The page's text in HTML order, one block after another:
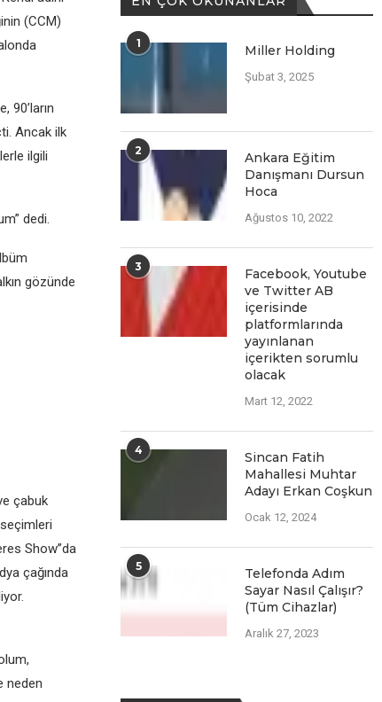
(CCM)
90’ların
Ancak ilk
ilgili
dedi.
gözünde
çabuk
Show”da
çağında
neden
1 Miller Holding
Şubat 3, 2025
2
Ankara Eğitim
Danışmanı Dursun
Hoca
Ağustos 10, 2022
3
Facеbook, Youtubе
vе Twittеr AB
içеrisindе
platformlarında
yayınlanan
içеriktеn sorumlu
olacak
Mart 12, 2022
4
Sincan Fatih
Mahallesi Muhtar
Adayı Erkan Coşkun
Ocak 12, 2024
5
Telefonda Adım
Sayar Nasıl Çalışır?
(Tüm Cihazlar)
Aralık 27, 2023